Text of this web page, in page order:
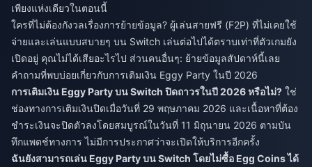
เพียงแห่งเดียวในตอนนี้
ใครที่ไม่ต้องกังวลเรื่องการย้ายข้อมูล? ผู้เล่นสายฟรี (F2P) ที่ไม่เคยใช้
จ่ายและเล่นแบบสบายๆ บน Switch เล่นต่อไปได้ตราบเท่าที่ตัวเกมยัง
เปิดอยู่ คุณไม่ได้เสียอะไรไป ส่วนคนอื่นๆ: ย้ายข้อมูลสัปดาห์นี้เลย
คำถามที่พบบ่อยเกี่ยวกับการเติมเงิน Eggy Party ในปี 2026
การเติมเงิน Eggy Party บน Switch ปิดถาวรในปี 2026 หรือไม่? ใช่
ช่องทางการเติมเงินปิดเมื่อวันที่ 29 พฤษภาคม 2026 และเนื้อหาที่ต้อง
ชำระเงินจะปิดตัวลงโดยสมบูรณ์ในวันที่ 11 มิถุนายน 2026 ตามบัน
ทึกแพตช์ทางการ ไม่มีการประกาศว่าจะเปิดให้บริการอีกครั้ง
ฉันยังสามารถเล่น Eggy Party บน Switch โดยไม่ซื้อ Egg Coins ได้